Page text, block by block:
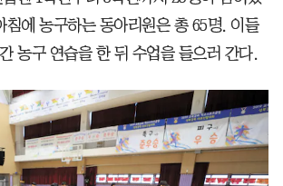
침에 농구하는 동아리원은 총 65명. 이들
농구 연습을 한 뒤 수업을 들으러 간다.